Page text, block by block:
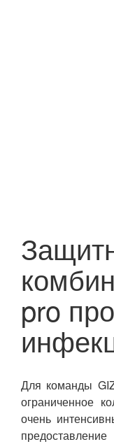
pro
Для команды
ограниченное
очень